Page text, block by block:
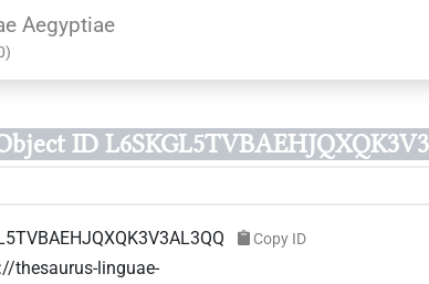
Aegyptiae
)
ID
Copy ID
thesaurus-linguae-